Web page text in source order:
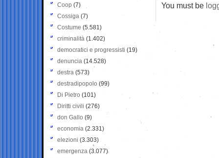
You must be
Coop (7)
Cossiga (7)
Costume (5.581)
criminalità (1.402)
democratici e progressisti (19)
denuncia (14.528)
destra (573)
destradipopolo (99)
Di Pietro (101)
Diritti civili (276)
don Gallo (9)
economia (2.331)
elezioni (3.303)
emergenza (3.077)